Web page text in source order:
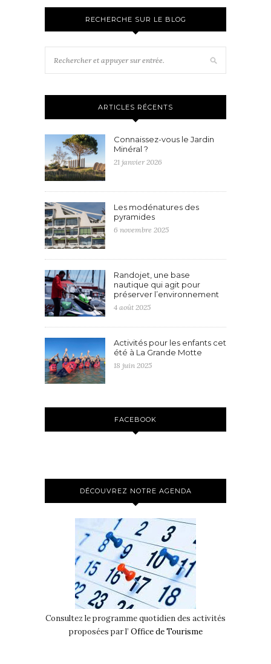
RECHERCHE SUR LE BLOG
ARTICLES RÉCENTS
Connaissez-vous le Jardin
Minéral ?
21 janvier 2026
Les modénatures des
pyramides
6 novembre 2025
Randojet, une base
nautique qui agit pour
préserver l’environnement
4 août 2025
Activités pour les enfants cet
été à La Grande Motte
18 juin 2025
FACEBOOK
DÉCOUVREZ NOTRE AGENDA
Consultez le programme quotidien des activités
proposées par l’ Office de Tourisme